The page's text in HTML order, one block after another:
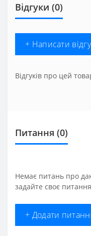
Відгуки (0)
+ Написати
Відгуків про цей
Питання (0)
Немає питань про
задайте своє
+ Додати